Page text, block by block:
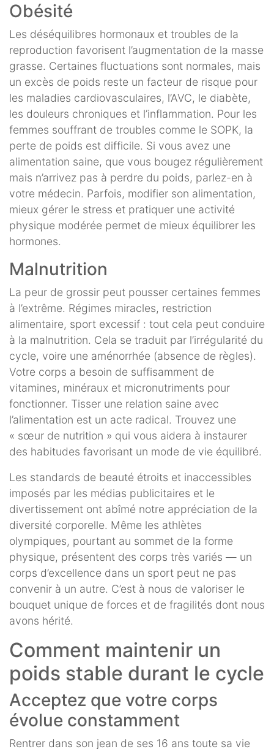
Obésité
Les déséquilibres hormonaux et troubles de la
reproduction favorisent l’augmentation de la masse
grasse. Certaines fluctuations sont normales, mais
un excès de poids reste un facteur de risque pour
les maladies cardiovasculaires, l’AVC, le diabète,
les douleurs chroniques et l’inflammation. Pour les
femmes souffrant de troubles comme le SOPK, la
perte de poids est difficile. Si vous avez une
alimentation saine, que vous bougez régulièrement
mais n’arrivez pas à perdre du poids, parlez-en à
votre médecin. Parfois, modifier son alimentation,
mieux gérer le stress et pratiquer une activité
physique modérée permet de mieux équilibrer les
hormones.
Malnutrition
La peur de grossir peut pousser certaines femmes
à l’extrême. Régimes miracles, restriction
alimentaire, sport excessif : tout cela peut conduire
à la malnutrition. Cela se traduit par l’irrégularité du
cycle, voire une aménorrhée (absence de règles).
Votre corps a besoin de suffisamment de
vitamines, minéraux et micronutriments pour
fonctionner. Tisser une relation saine avec
l’alimentation est un acte radical. Trouvez une
« sœur de nutrition » qui vous aidera à instaurer
des habitudes favorisant un mode de vie équilibré.
Les standards de beauté étroits et inaccessibles
imposés par les médias publicitaires et le
divertissement ont abîmé notre appréciation de la
diversité corporelle. Même les athlètes
olympiques, pourtant au sommet de la forme
physique, présentent des corps très variés — un
corps d’excellence dans un sport peut ne pas
convenir à un autre. C’est à nous de valoriser le
bouquet unique de forces et de fragilités dont nous
avons hérité.
Comment maintenir un
poids stable durant le cycle
Acceptez que votre corps
évolue constamment
Rentrer dans son jean de ses 16 ans toute sa vie